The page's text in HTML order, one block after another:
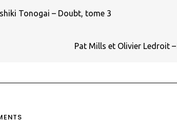
Tonogai – Doubt, tome 3
Pat Mills et Olivier Ledroit